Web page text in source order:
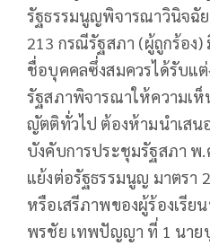
รัฐธรรมนูญพิจารณาวินิจฉั
213 กรณีรัฐสภา (ผู้ถูกร้อง)
ชื่อบุคคลซึ่งสมควรได้รับแ
รัฐสภาพิจารณาให้ความเ
ญัตติทั่วไป ต้องห้ามนำเส
บังคับการประชุมรัฐสภา พ
แย้งต่อรัฐธรรมนูญ มาตรา
หรือเสรีภาพของผู้ร้องเรีย
พรชัย เทพปัญญา ที่ 1 นาย